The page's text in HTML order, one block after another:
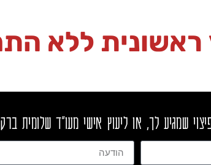
ראשונית ללא
שמגיע לך, או ליעוץ אישי מעו"ד שלומית